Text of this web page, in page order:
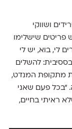
ושווקי
שישלימו
לי, בוא, יש לי
להשלים
מתקופת המנדט,
״בכל פעם שאני
ראיתי בחיים,